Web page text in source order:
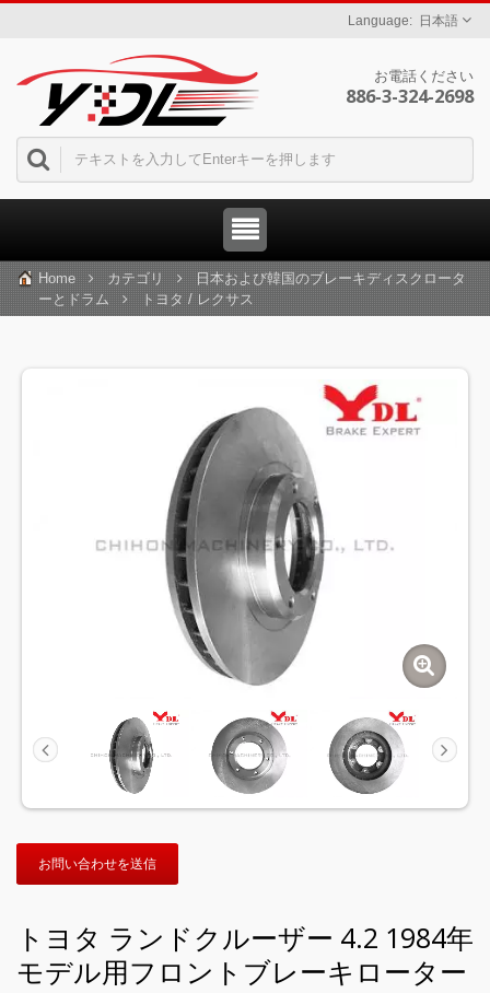
日本語
お電話ください
886-3-324-2698
Home カテゴリ
日本および韓国のブレーキディスクロータ
ーとドラム
トヨタ / レクサス
お問い合わせを送信
トヨタ ランドクルーザー 4.2 1984年
モデル用フロントブレーキローター